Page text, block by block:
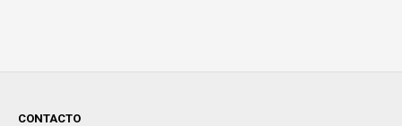
CONTACTO